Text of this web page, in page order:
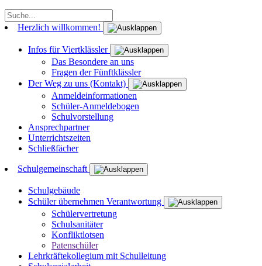
Herzlich willkommen!
Infos für Viertklässler
Das Besondere an uns
Fragen der Fünftklässler
Der Weg zu uns (Kontakt)
Anmeldeinformationen
Schüler-Anmeldebogen
Schulvorstellung
Ansprechpartner
Unterrichtszeiten
Schließfächer
Schulgemeinschaft
Schulgebäude
Schüler übernehmen Verantwortung
Schülervertretung
Schulsanitäter
Konfliktlotsen
Patenschüler
Lehrkräftekollegium mit Schulleitung